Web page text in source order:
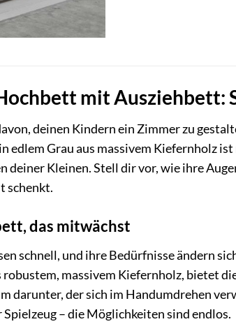
mit Ausziehbett:
deinen Kindern ein Zimmer zu
edlem Grau aus massivem Kiefernholz
deiner Kleinen. Stell dir vor, wie ihre
schenkt.
das mitwächst
schnell, und ihre Bedürfnisse ändern
massivem Kiefernholz, bietet
darunter, der sich im Handumdrehen
– die Möglichkeiten sind endlos.